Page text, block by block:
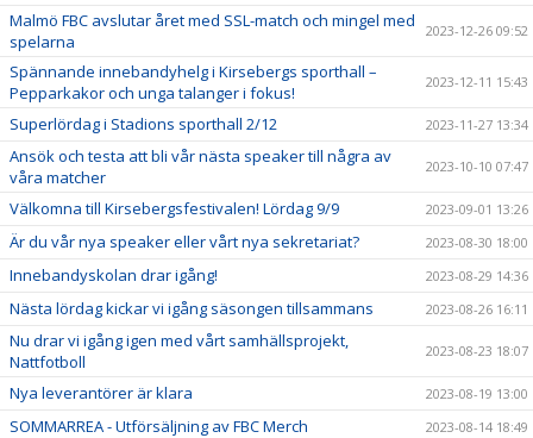
Malmö FBC avslutar året med SSL-match och mingel med
spelarna
2023-12-26 09:52
Spännande innebandyhelg i Kirsebergs sporthall –
Pepparkakor och unga talanger i fokus!
2023-12-11 15:43
Superlördag i Stadions sporthall 2/12 2023-11-27 13:34
Ansök och testa att bli vår nästa speaker till några av
våra matcher
2023-10-10 07:47
Välkomna till Kirsebergsfestivalen! Lördag 9/9 2023-09-01 13:26
Är du vår nya speaker eller vårt nya sekretariat? 2023-08-30 18:00
Innebandyskolan drar igång! 2023-08-29 14:36
Nästa lördag kickar vi igång säsongen tillsammans 2023-08-26 16:11
Nu drar vi igång igen med vårt samhällsprojekt,
Nattfotboll
2023-08-23 18:07
Nya leverantörer är klara 2023-08-19 13:00
SOMMARREA - Utförsäljning av FBC Merch 2023-08-14 18:49